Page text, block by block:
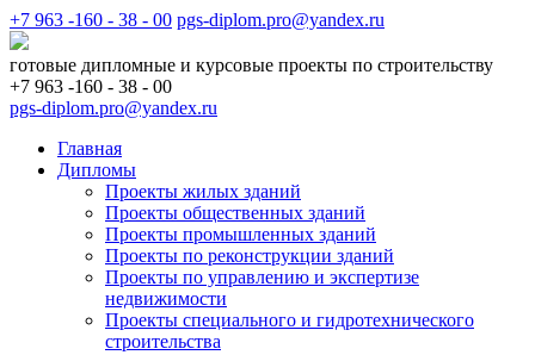
+7 963 -160 - 38 - 00 pgs-diplom.pro@yandex.ru
готовые дипломные и курсовые проекты по строительству
+7 963 -160 - 38 - 00
pgs-diplom.pro@yandex.ru
Главная
Дипломы
Проекты жилых зданий
Проекты общественных зданий
Проекты промышленных зданий
Проекты по реконструкции зданий
Проекты по управлению и экспертизе
недвижимости
Проекты специального и гидротехнического
строительства